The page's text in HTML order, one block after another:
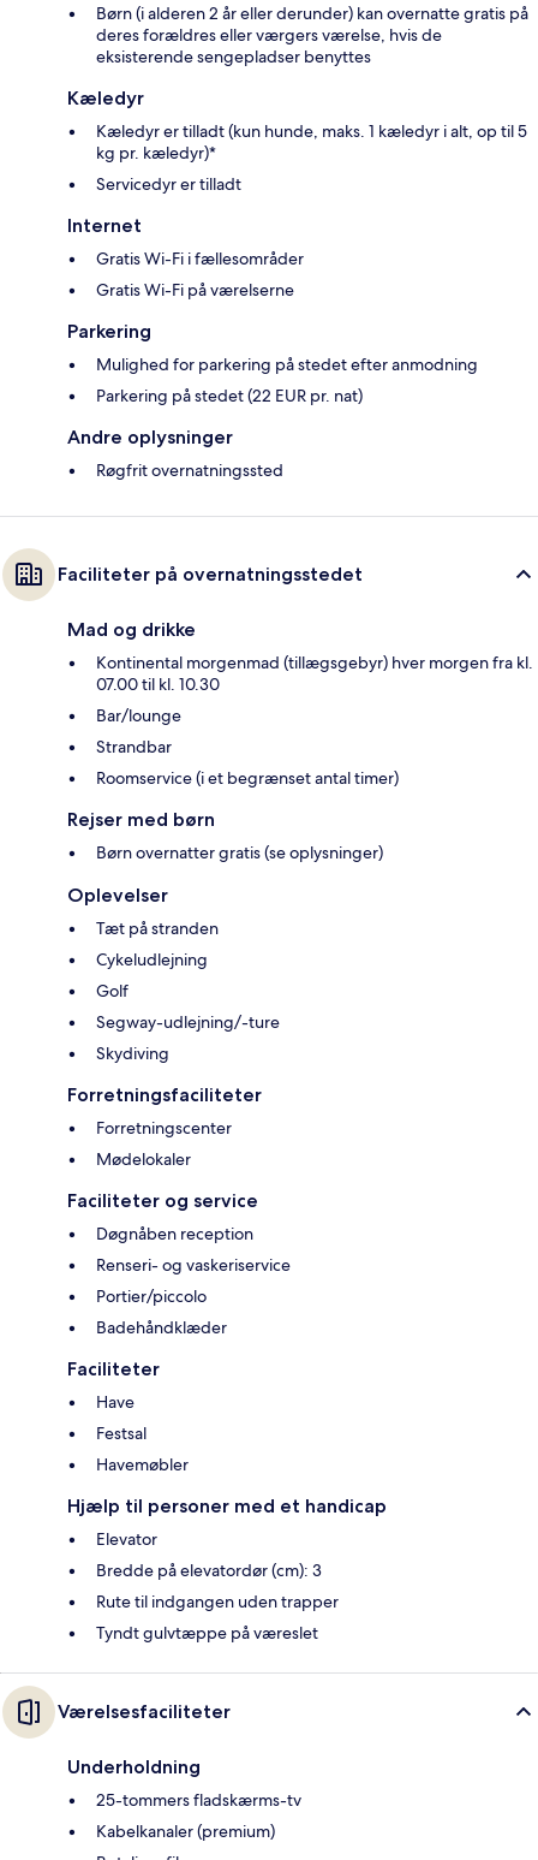
Børn (i alderen 2 år eller derunder) kan overnatte gratis på
deres forældres eller værgers værelse, hvis de
eksisterende sengepladser benyttes
Kæledyr
Kæledyr er tilladt (kun hunde, maks. 1 kæledyr i alt, op til 5
kg pr. kæledyr)*
Servicedyr er tilladt
Internet
Gratis Wi-Fi i fællesområder
Gratis Wi-Fi på værelserne
Parkering
Mulighed for parkering på stedet efter anmodning
Parkering på stedet (22 EUR pr. nat)
Andre oplysninger
Røgfrit overnatningssted
Faciliteter på overnatningsstedet
Mad og drikke
Kontinental morgenmad (tillægsgebyr) hver morgen fra kl.
07.00 til kl. 10.30
Bar/lounge
Strandbar
Roomservice (i et begrænset antal timer)
Rejser med børn
Børn overnatter gratis (se oplysninger)
Oplevelser
Tæt på stranden
Cykeludlejning
Golf
Segway-udlejning/-ture
Skydiving
Forretningsfaciliteter
Forretningscenter
Mødelokaler
Faciliteter og service
Døgnåben reception
Renseri- og vaskeriservice
Portier/piccolo
Badehåndklæder
Faciliteter
Have
Festsal
Havemøbler
Hjælp til personer med et handicap
Elevator
Bredde på elevatordør (cm): 3
Rute til indgangen uden trapper
Tyndt gulvtæppe på væreslet
Værelsesfaciliteter
Underholdning
25-tommers fladskærms-tv
Kabelkanaler (premium)